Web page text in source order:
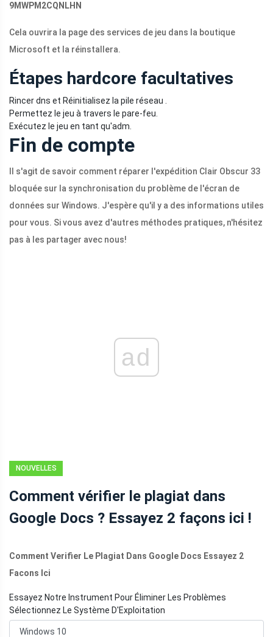
9MWPM2CQNLHN
Cela ouvrira la page des services de jeu dans la boutique
Microsoft et la réinstallera.
Étapes hardcore facultatives
Rincer dns et Réinitialisez la pile réseau .
Permettez le jeu à travers le pare-feu.
Exécutez le jeu en tant qu'adm.
Fin de compte
Il s'agit de savoir comment réparer l'expédition Clair Obscur 33
bloquée sur la synchronisation du problème de l'écran de
données sur Windows. J'espère qu'il y a des informations utiles
pour vous. Si vous avez d'autres méthodes pratiques, n'hésitez
pas à les partager avec nous!
ad
NOUVELLES
Comment vérifier le plagiat dans
Google Docs ? Essayez 2 façons ici !
Comment Verifier Le Plagiat Dans Google Docs Essayez 2
Facons Ici
Essayez Notre Instrument Pour Éliminer Les Problèmes
Sélectionnez Le Système D'Exploitation